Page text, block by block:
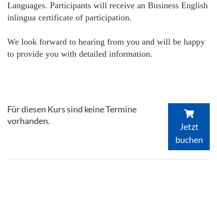
Languages. Participants will receive an Business English
inlingua certificate of participation.
We look forward to hearing from you and will be happy
to provide you with detailed information.
Für diesen Kurs sind keine Termine
vorhanden.
Jetzt
buchen